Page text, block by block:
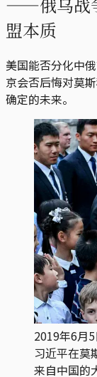
盟本质
美国能否分化中
京会否后悔对莫
确定的未来。
2019年6月
习近平在莫
来自中国的